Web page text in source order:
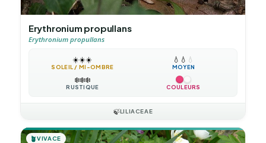
Erythronium propullans
Erythronium propullans
☀️☀️☀️
SOLEIL / MI-OMBRE
💧 💧 💧
MOYEN
❄️❄️❄️
RUSTIQUE COULEURS
🍃LILIACEAE
🪴VIVACE